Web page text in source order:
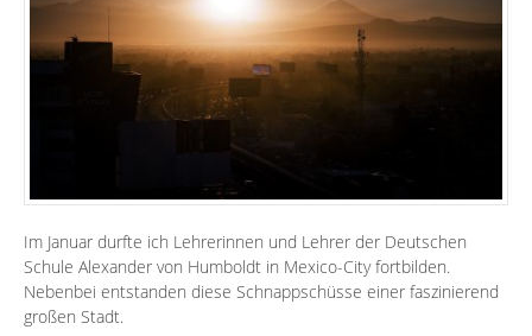
Im Januar durfte ich Lehrerinnen und Lehrer der Deutschen
Schule Alexander von Humboldt in Mexico-City fortbilden.
Nebenbei entstanden diese Schnappschüsse einer faszinierend
großen Stadt.